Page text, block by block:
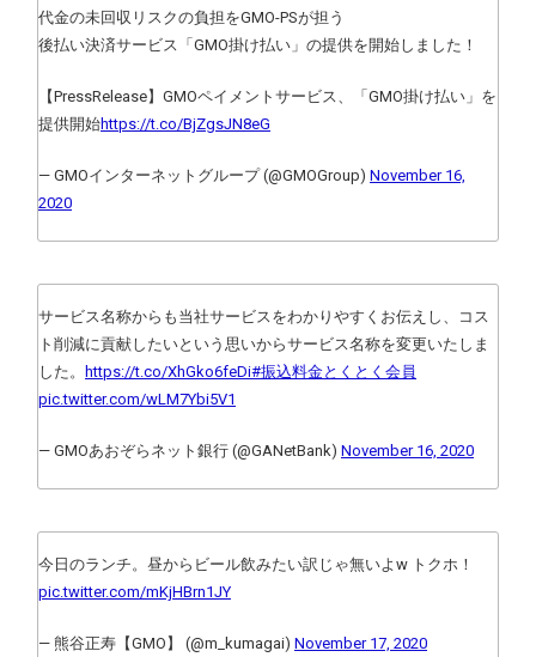
代金の未回収リスクの負担をGMO-PSが担う
後払い決済サービス「GMO掛け払い」の提供を開始しました！
【PressRelease】GMOペイメントサービス、「GMO掛け払い」を
提供開始https://t.co/BjZgsJN8eG
— GMOインターネットグループ (@GMOGroup) November 16,
2020
サービス名称からも当社サービスをわかりやすくお伝えし、コス
ト削減に貢献したいという思いからサービス名称を変更いたしま
した。
https://t.co/XhGko6feDi#振込料金とくとく会員
pic.twitter.com/wLM7Ybi5V1
— GMOあおぞらネット銀行 (@GANetBank) November 16, 2020
今日のランチ。昼からビール飲みたい訳じゃ無いよw トクホ！
pic.twitter.com/mKjHBrn1JY
— 熊谷正寿【GMO】 (@m_kumagai) November 17, 2020